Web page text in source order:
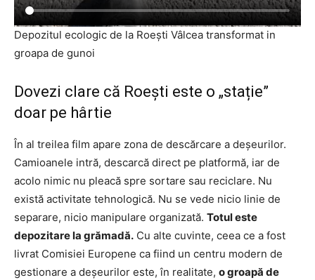
Depozitul ecologic de la Roești Vâlcea transformat in
groapa de gunoi
Dovezi clare că Roești este o „stație”
doar pe hârtie
În al treilea film apare zona de descărcare a deșeurilor.
Camioanele intră, descarcă direct pe platformă, iar de
acolo nimic nu pleacă spre sortare sau reciclare. Nu
există activitate tehnologică. Nu se vede nicio linie de
separare, nicio manipulare organizată. Totul este
depozitare la grămadă. Cu alte cuvinte, ceea ce a fost
livrat Comisiei Europene ca fiind un centru modern de
gestionare a deșeurilor este, în realitate, o groapă de